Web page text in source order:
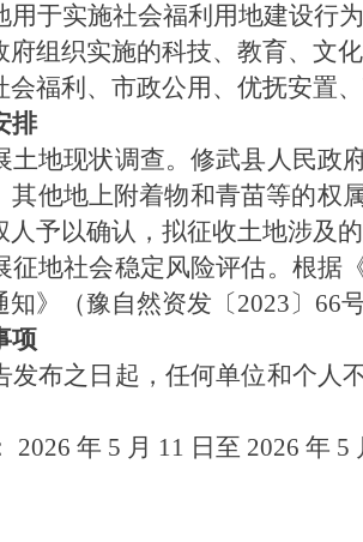
用于实施社会福利 用地建设行
府组织实施的科技、教育、文
会福利、市政公用、优抚安置
排
土地现状调查。修武县人民
其他地上附着物和青苗等的权
予以确认，拟征收土地涉及
征地社会稳定风险评估。根
知》（豫自然资发〔2023〕 66
项
发布之日起，任何单位和个人
2026 年 5 月 11 日至 2026 年 5